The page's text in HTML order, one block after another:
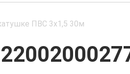
ПВС 3х1,5 30м